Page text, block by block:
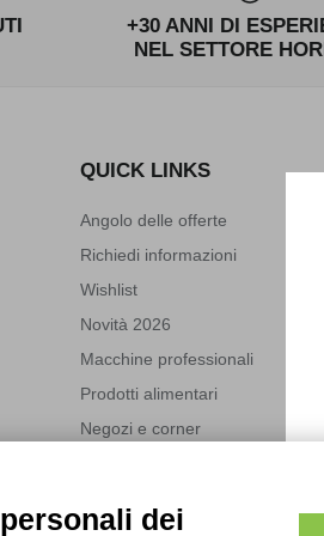
+30 ANNI DI
NEL SETTORE
QUICK LINKS
Angolo delle offerte
Richiedi informazioni
Wishlist
Novità 2026
Macchine professionali
Prodotti alimentari
Negozi e corner
dei